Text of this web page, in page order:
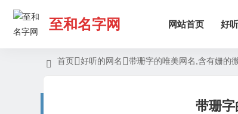
至和名字网 网站首页 好
首页 好听的网名 带珊字的唯美网名,含有姗的
带珊